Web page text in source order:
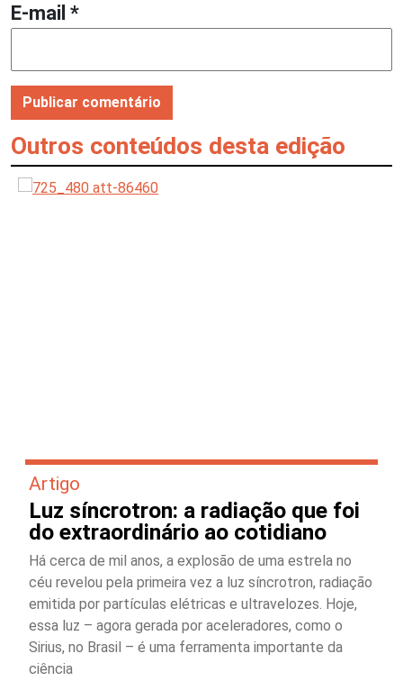
E-mail *
Outros conteúdos desta edição
Artigo
Luz síncrotron: a radiação que foi
do extraordinário ao cotidiano
Há cerca de mil anos, a explosão de uma estrela no
céu revelou pela primeira vez a luz síncrotron, radiação
emitida por partículas elétricas e ultravelozes. Hoje,
essa luz – agora gerada por aceleradores, como o
Sirius, no Brasil – é uma ferramenta importante da
ciência